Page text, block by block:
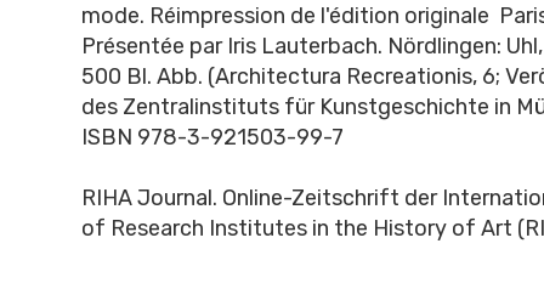
mode. Réimpression de l'édition originale
Présentée par Iris Lauterbach. Nördlingen:
500 Bl. Abb. (Architectura Recreationis, 6;
des Zentralinstituts für Kunstgeschichte in
ISBN 978-3-921503-99-7
RIHA Journal. Online-Zeitschrift der
of Research Institutes in the History of Art